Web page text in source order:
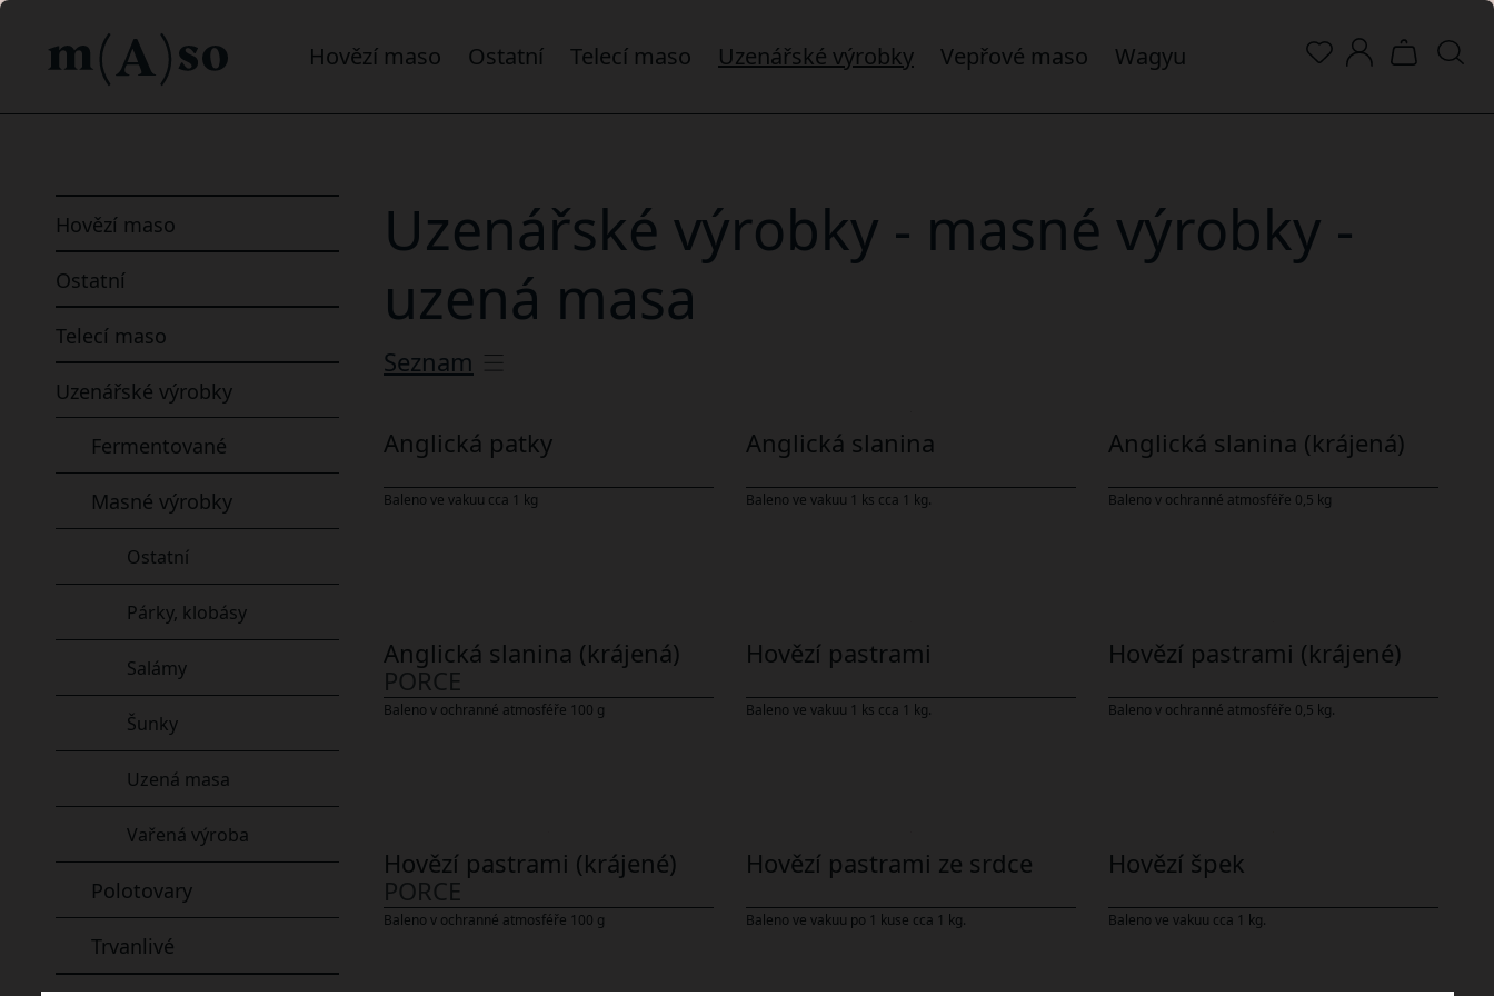
Hovězí maso
Ostatní
Telecí maso
Uzenářské výrobky
fermentované
masné výrobky
ostatní
párky, klobásy
salámy
šunky
uzená masa
vařená výroba
polotovary
trvanlivé
Uzenářské výrobky - masné výrobky -
uzená masa
Baleno ve vakuu cca 1 kg
Anglická patky
Baleno ve vakuu 1 ks cca 1 kg.
Anglická slanina
Baleno v ochranné atmosféře 0,5 kg
Anglická slanina (krájená)
Baleno v ochranné atmosféře 100 g
Anglická slanina (krájená)
PORCE
Baleno ve vakuu 1 ks cca 1 kg.
Hovězí pastrami
Baleno v ochranné atmosféře 0,5 kg.
Hovězí pastrami (krájené)
Baleno v ochranné atmosféře 100 g
Hovězí pastrami (krájené)
PORCE
Baleno ve vakuu po 1 kuse cca 1 kg.
Hovězí pastrami ze srdce
Baleno ve vakuu cca 1 kg.
Hovězí špek
hovězí maso ostatní telecí maso uzenářské výrobky vepřové maso wagyu